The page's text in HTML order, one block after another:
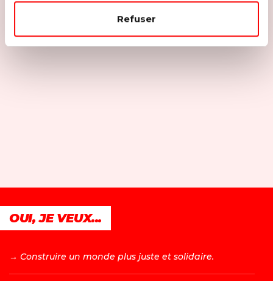
Refuser
OUI, JE VEUX...
→ Construire un monde plus juste et solidaire.